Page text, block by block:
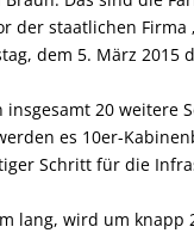
der staatlichen
dem 5. März
20 weitere
es 10er-
Schritt für die
lang, wird um